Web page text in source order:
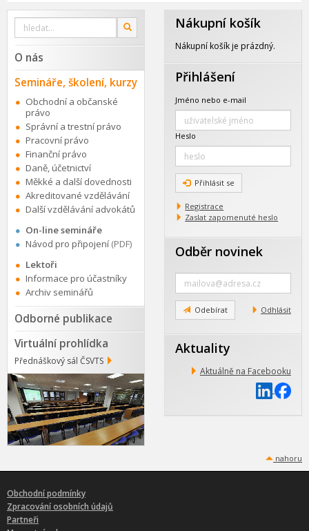
Vyhledat
webu
OK
O nás
Semináře, školení, kurzy
Obchodní a občanské
právo
Správní a trestní právo
Pracovní právo
Finanční právo
Daně, účetnictví
Měkké a další dovednosti
Akreditované vzdělávání
Další vzdělávání advokátů
On-line semináře
Návod pro připojení (PDF)
Lektoři
Informace pro účastníky
Archiv seminářů
Odborné publikace
Virtuální prohlídka
Přednáškový sál ČSVTS
Nákupní košík
Nákupní košík je prázdný.
Přihlášení
Jméno nebo e-mail
Heslo
Přihlásit se
Registrace
Zaslat zapomenuté heslo
Odběr novinek
Zadejte
mail
Odebírat Odhlásit
Aktuality
Aktuálně na Facebooku
nahoru
Obchodní podmínky
Zpracování osobních údajů
Partneři